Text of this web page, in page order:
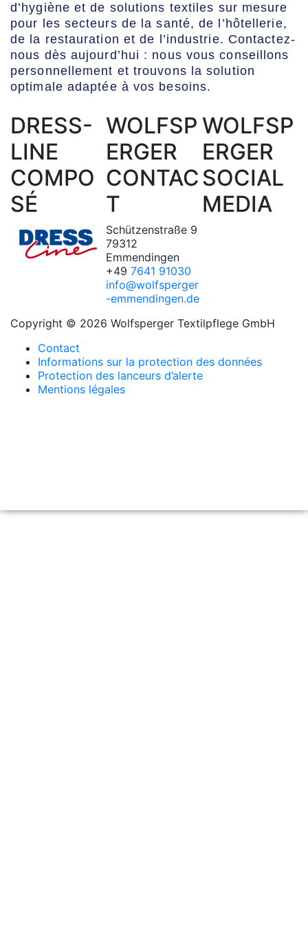
d’hygiène et de solutions textiles sur mesure
pour les secteurs de la santé, de l’hôtellerie,
de la restauration et de l’industrie. Contactez-
nous dès aujourd’hui : nous vous conseillons
personnellement et trouvons la solution
optimale adaptée à vos besoins.
DRESS-
LINE
COMPO
SÉ
WOLFSP
ERGER
CONTAC
T
Schützenstraße 9
79312
Emmendingen
+49 7641 91030
info@wolfsperger
-emmendingen.de
WOLFSP
ERGER
SOCIAL
MEDIA
Copyright © 2026 Wolfsperger Textilpflege GmbH
Contact
Informations sur la protection des données
Protection des lanceurs d’alerte
Mentions légales